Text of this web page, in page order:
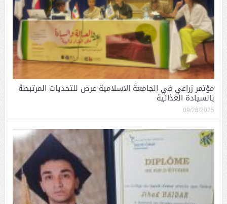
مؤتمر زراعي في الجامعة الاسلامية عرض للتحديات المرتبطة
بالسيادة الغذائية
09/28/2025